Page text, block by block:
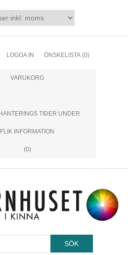
LOGGA IN ÖNSKELISTA (0)
VARUKORG
TIDER UNDER
FLIK INFORMATION
(0)